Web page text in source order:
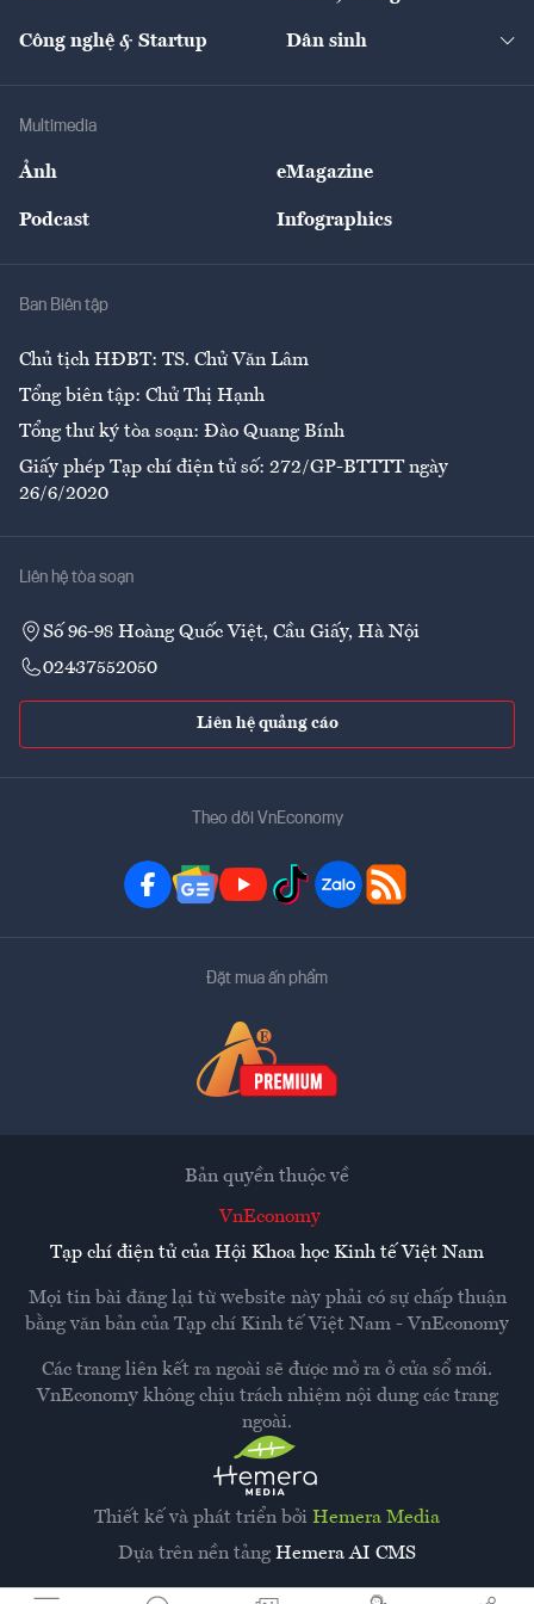
Tư vấn
Thị trường
Nông sản
Giải trí
Công nghệ & Startup Dân sinh
Multimedia
Ảnh eMagazine
Podcast Infographics
Ban Biên tập
Chủ tịch HĐBT: TS. Chử Văn Lâm
Tổng biên tập: Chử Thị Hạnh
Tổng thư ký tòa soạn: Đào Quang Bính
Giấy phép Tạp chí điện tử số: 272/GP-BTTTT ngày
26/6/2020
Liên hệ tòa soạn
Số 96-98 Hoàng Quốc Việt, Cầu Giấy, Hà Nội
02437552050
Liên hệ quảng cáo
Theo dõi VnEconomy
Đặt mua ấn phẩm
Thiết kế và phát triển bởi Hemera Media
Dựa trên nền tảng Hemera AI CMS
Bản quyền thuộc về
VnEconomy
Tạp chí điện tử của Hội Khoa học Kinh tế Việt Nam
Mọi tin bài đăng lại từ website này phải có sự chấp thuận
bằng văn bản của Tạp chí Kinh tế Việt Nam - VnEconomy
Các trang liên kết ra ngoài sẽ được mở ra ở cửa sổ mới.
VnEconomy không chịu trách nhiệm nội dung các trang
ngoài.